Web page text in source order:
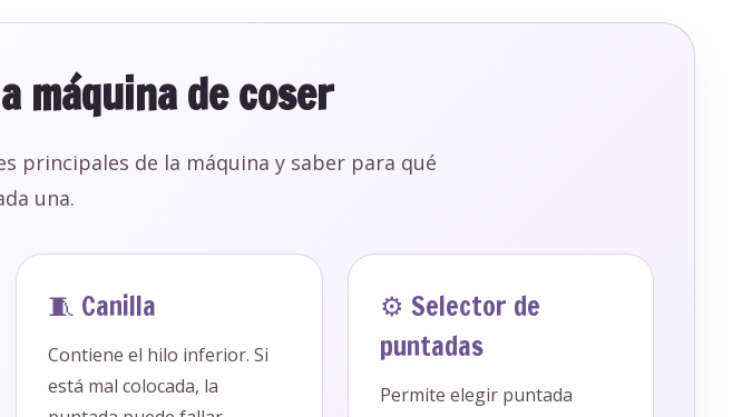
máquina de coser
principales de la máquina y saber para qué
una.
🧵 Canilla
Contiene el hilo inferior. Si
está mal colocada, la
⚙️ Selector de
puntadas
Permite elegir puntada